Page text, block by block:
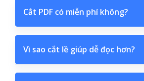
Cắt PDF có miễn phí không?
Vì sao cắt lề giúp dễ đọc hơn?